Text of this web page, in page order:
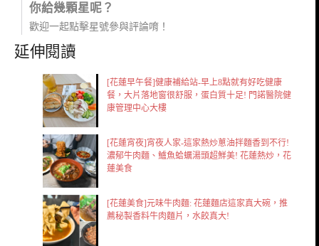
你給幾顆星呢？
歡迎一起點擊星號參與評論唷！
延伸閱讀
[花蓮早午餐]健康補給站-早上8點就有好吃健康
餐，大片落地窗很舒服，蛋白質十足! 門諾醫院健
康管理中心大樓
[花蓮宵夜]宵夜人家-這家熱炒蔥油拌麵香到不行!
濃郁牛肉麵、鱸魚蛤蠣湯頭超鮮美! 花蓮熱炒，花
蓮美食
[花蓮美食]元味牛肉麵: 花蓮麵店這家真大碗，推
薦秘製香料牛肉麵片，水餃真大!